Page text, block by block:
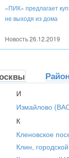
«ПИК» предлагает
не выходя из дома
Новость26.12.2019
И
Измайлово
К
Кленовское
Клин,